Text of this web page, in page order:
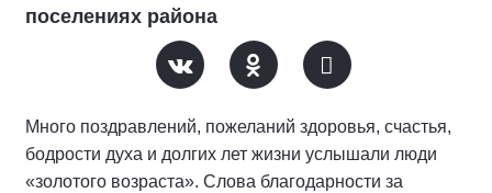
поселениях района
Много поздравлений, пожеланий здоровья, счастья,
бодрости духа и долгих лет жизни услышали люди
«золотого возраста». Слова благодарности за